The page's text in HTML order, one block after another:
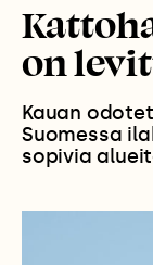
on
Kauan
Suomessa
sopivia